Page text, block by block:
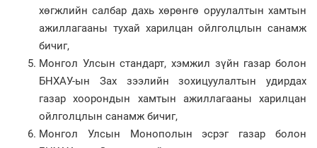
хөгжлийн салбар дахь хөрөнгө оруулалтын хамтын
ажиллагааны тухай харилцан ойлголцлын санамж
бичиг,
Монгол Улсын стандарт, хэмжил зүйн газар болон
БНХАУ-ын Зах зээлийн зохицуулалтын удирдах
газар хоорондын хамтын ажиллагааны харилцан
ойлголцлын санамж бичиг,
Монгол Улсын Монополын эсрэг газар болон